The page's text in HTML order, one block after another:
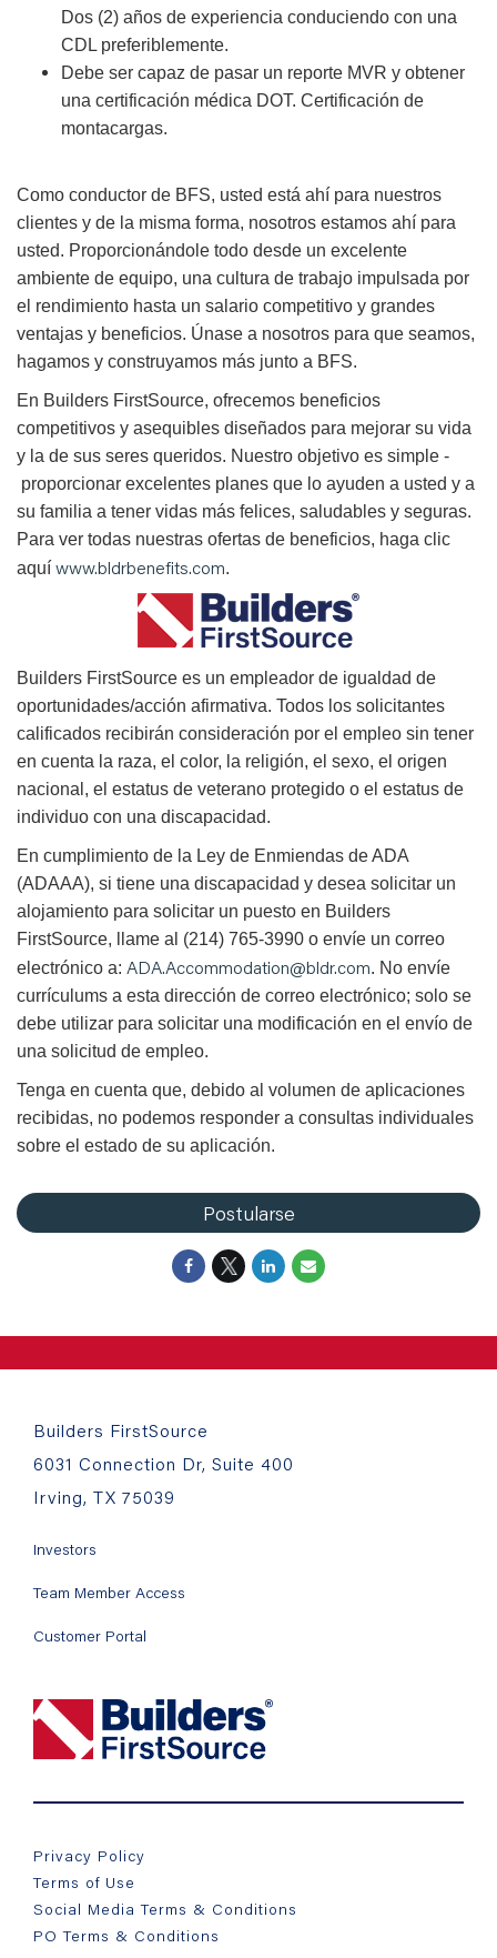
Dos (2) años de experiencia conduciendo con una
CDL preferiblemente.
Debe ser capaz de pasar un reporte MVR y obtener
una certificación médica DOT. Certificación de
montacargas.
Como conductor de BFS, usted está ahí para nuestros
clientes y de la misma forma, nosotros estamos ahí para
usted. Proporcionándole todo desde un excelente
ambiente de equipo, una cultura de trabajo impulsada por
el rendimiento hasta un salario competitivo y grandes
ventajas y beneficios. Únase a nosotros para que seamos,
hagamos y construyamos más junto a BFS.
En Builders FirstSource, ofrecemos beneficios
competitivos y asequibles diseñados para mejorar su vida
y la de sus seres queridos. Nuestro objetivo es simple -
proporcionar excelentes planes que lo ayuden a usted y a
su familia a tener vidas más felices, saludables y seguras.
Para ver todas nuestras ofertas de beneficios, haga clic
aquí www.bldrbenefits.com.
Builders FirstSource es un empleador de igualdad de
oportunidades/acción afirmativa. Todos los solicitantes
calificados recibirán consideración por el empleo sin tener
en cuenta la raza, el color, la religión, el sexo, el origen
nacional, el estatus de veterano protegido o el estatus de
individuo con una discapacidad.
En cumplimiento de la Ley de Enmiendas de ADA
(ADAAA), si tiene una discapacidad y desea solicitar un
alojamiento para solicitar un puesto en Builders
FirstSource, llame al (214) 765-3990 o envíe un correo
electrónico a: ADA.Accommodation@bldr.com. No envíe
currículums a esta dirección de correo electrónico; solo se
debe utilizar para solicitar una modificación en el envío de
una solicitud de empleo.
Tenga en cuenta que, debido al volumen de aplicaciones
recibidas, no podemos responder a consultas individuales
sobre el estado de su aplicación.
Postularse
Builders FirstSource
6031 Connection Dr, Suite 400
Irving, TX 75039
Investors
Team Member Access
Customer Portal
Privacy Policy
Terms of Use
Social Media Terms & Conditions
PO Terms & Conditions